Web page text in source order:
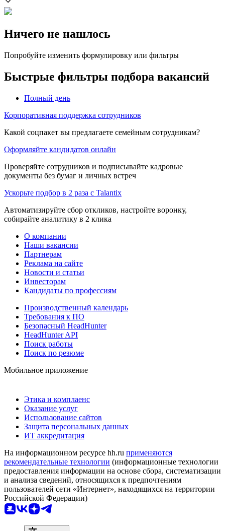
Ничего не нашлось
Попробуйте изменить формулировку или фильтры
Быстрые фильтры подбора вакансий
Полный день
Корпоративная поддержка сотрудников
Какой соцпакет вы предлагаете семейным сотрудникам?
Оформляйте кандидатов онлайн
Проверяйте сотрудников и подписывайте кадровые
документы без бумаг и личных встреч
Ускорьте подбор в 2 раза с Talantix
Автоматизируйте сбор откликов, настройте воронку,
собирайте аналитику в 2 клика
О компании
Наши вакансии
Партнерам
Реклама на сайте
Новости и статьи
Инвесторам
Кандидаты по профессиям
Производственный календарь
Требования к ПО
Безопасный HeadHunter
HeadHunter API
Поиск работы
Поиск по резюме
Мобильное приложение
Этика и комплаенс
Оказание услуг
Использование сайтов
Защита персональных данных
ИТ аккредитация
На информационном ресурсе hh.ru применяются
рекомендательные технологии (информационные технологии
предоставления информации на основе сбора, систематизации
и анализа сведений, относящихся к предпочтениям
пользователей сети «Интернет», находящихся на территории
Российской Федерации)